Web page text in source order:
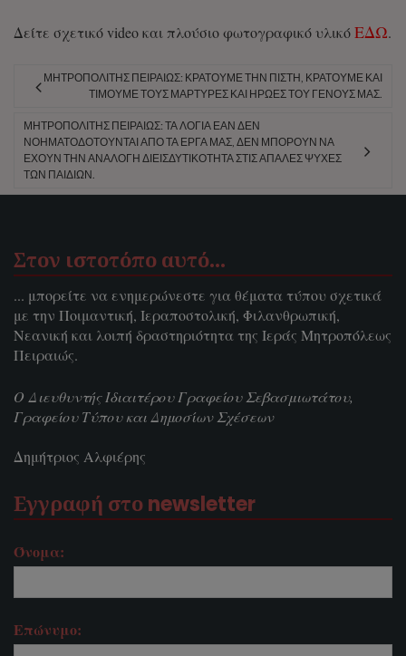
Δείτε σχετικό video και πλούσιο φωτογραφικό υλικόΕΔΩ.
ΜΗΤΡΟΠΟΛΊΤΗΣ ΠΕΙΡΑΙΏΣ: ΚΡΑΤΟΎΜΕ ΤΗΝ ΠΊΣΤΗ, ΚΡΑΤΟΎΜΕ ΚΑΙ
ΤΙΜΟΎΜΕ ΤΟΥΣ ΜΆΡΤΥΡΕΣ ΚΑΙ ΉΡΩΕΣ ΤΟΥ ΓΈΝΟΥΣ ΜΑΣ.
ΜΗΤΡΟΠΟΛΊΤΗΣ ΠΕΙΡΑΙΏΣ: ΤΑ ΛΌΓΙΑ ΕΆΝ ΔΕΝ
ΝΟΗΜΑΤΟΔΟΤΟΎΝΤΑΙ ΑΠΌ ΤΑ ΈΡΓΑ ΜΑΣ, ΔΕΝ ΜΠΟΡΟΎΝ ΝΑ
ΈΧΟΥΝ ΤΗΝ ΑΝΆΛΟΓΗ ΔΙΕΙΣΔΥΤΙΚΌΤΗΤΑ ΣΤΙΣ ΑΠΑΛΈΣ ΨΥΧΈΣ
ΤΩΝ ΠΑΙΔΙΏΝ.
Στον ιστοτόπο αυτό…
... μπορείτε να ενημερώνεστε για θέματα τύπου σχετικά
με την Ποιμαντική, Ιεραποστολική, Φιλανθρωπική,
Νεανική και λοιπή δραστηριότητα της Ιεράς Μητροπόλεως
Πειραιώς.
Ο Διευθυντής Ιδιαιτέρου Γραφείου Σεβασμιωτάτου,
Γραφείου Τύπου και Δημοσίων Σχέσεων
Δημήτριος Αλφιέρης
Εγγραφή στο newsletter
Όνομα:
Επώνυμο: